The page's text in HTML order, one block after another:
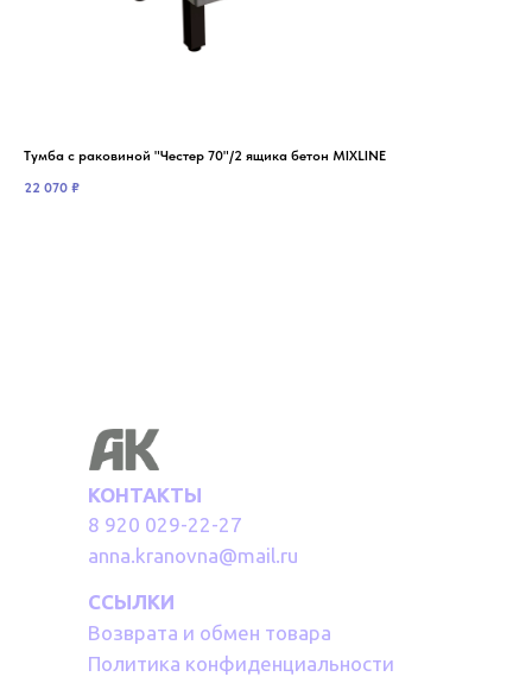
Тумба с раковиной "Честер 70"/2 ящика бетон MIXLINE
22 070 ₽
КОНТАКТЫ
8 920 029-22-27
anna.kranovna@mail.ru
ССЫЛКИ
Возврата и обмен товара
Политика конфиденциальности